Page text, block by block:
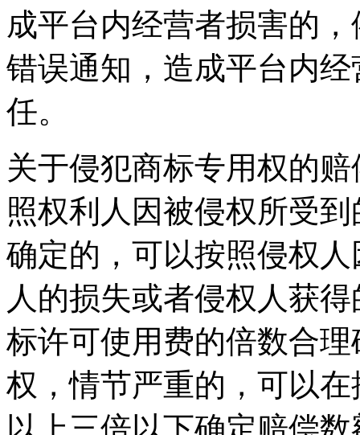
成平台内经营者损害的
错误通知，造成平台内
任。
关于侵犯商标专用权的
照权利人因被侵权所受
确定的，可以按照侵权
人的损失或者侵权人获
标许可使用费的倍数合
权，情节严重的，可以